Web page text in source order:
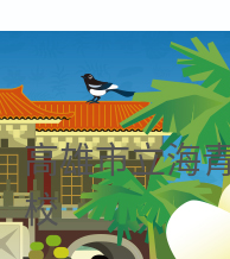
高雄市立海
校